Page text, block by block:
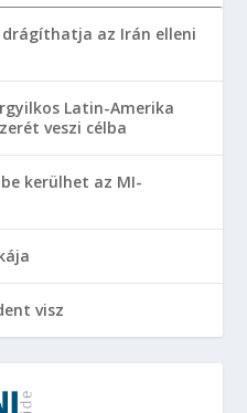
drágíthatja az Irán elleni
Latin-Amerika
veszi célba
kerülhet az MI-
visz